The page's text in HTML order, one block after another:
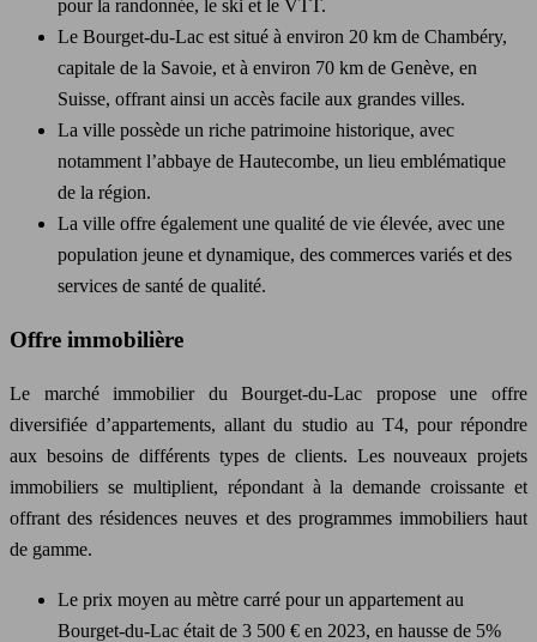
pour la randonnée, le ski et le VTT.
Le Bourget-du-Lac est situé à environ 20 km de Chambéry,
capitale de la Savoie, et à environ 70 km de Genève, en
Suisse, offrant ainsi un accès facile aux grandes villes.
La ville possède un riche patrimoine historique, avec
notamment l’abbaye de Hautecombe, un lieu emblématique
de la région.
La ville offre également une qualité de vie élevée, avec une
population jeune et dynamique, des commerces variés et des
services de santé de qualité.
Offre immobilière
Le marché immobilier du Bourget-du-Lac propose une offre
diversifiée d’appartements, allant du studio au T4, pour répondre
aux besoins de différents types de clients. Les nouveaux projets
immobiliers se multiplient, répondant à la demande croissante et
offrant des résidences neuves et des programmes immobiliers haut
de gamme.
Le prix moyen au mètre carré pour un appartement au
Bourget-du-Lac était de 3 500 € en 2023, en hausse de 5%